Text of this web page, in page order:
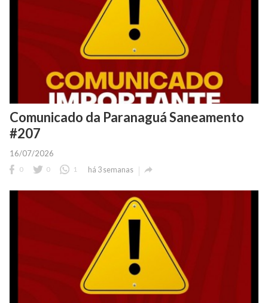
Comunicado da Paranaguá Saneamento
#207
16/07/2026
0 0 1 há 3 semanas 